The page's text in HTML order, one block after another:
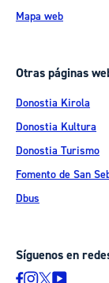
Mapa web
Otras páginas
Donostia Kirola
Donostia Kultura
Donostia Turismo
Fomento de San
Dbus
Síguenos en